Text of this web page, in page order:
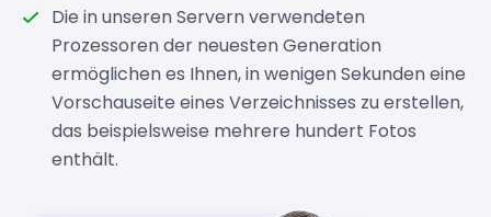
Die in unseren Servern verwendeten
Prozessoren der neuesten Generation
ermöglichen es Ihnen, in wenigen Sekunden eine
Vorschauseite eines Verzeichnisses zu erstellen,
das beispielsweise mehrere hundert Fotos
enthält.